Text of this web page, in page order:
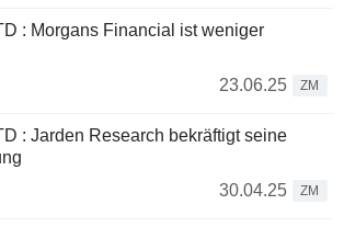
: Morgans Financial ist weniger
23.06.25
ZM
: Jarden Research bekräftigt seine
30.04.25
ZM